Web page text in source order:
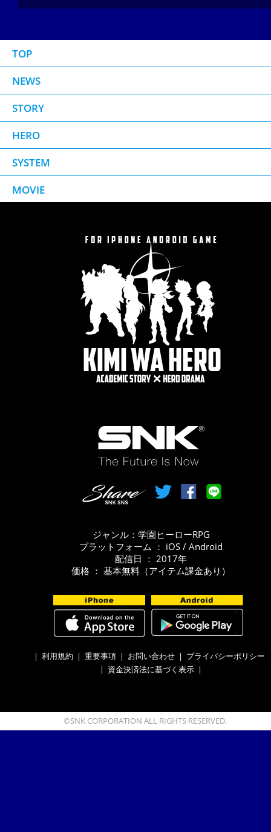
TOP
NEWS
STORY
HERO
SYSTEM
MOVIE
ジャンル：学園ヒーローRPG
プラットフォーム ： iOS / Android
配信日 ： 2017年
価格 ： 基本無料（アイテム課金あり）
| 利用規約 | 重要事項 | お問い合わせ | プライバシーポリシー
| 資金決済法に基づく表示 |
©SNK CORPORATION ALL RIGHTS RESERVED.